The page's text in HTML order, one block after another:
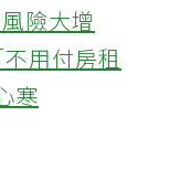
險大增
用付房租
寒